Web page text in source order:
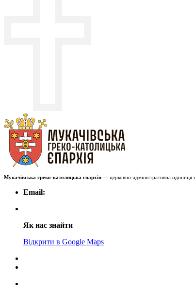
Мукачівська греко-католицька єпархія — церковно-адміністративна одиниця
Email:
Як нас знайти
Відкрити в Google Maps